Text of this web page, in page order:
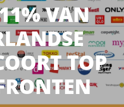
VAN
TOP